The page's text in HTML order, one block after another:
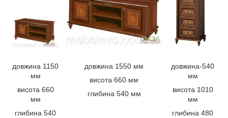
довжина 1150
мм
висота 660
мм
глибина 540
довжина 1550 мм
висота 660 мм
глибина 540 мм
довжина-540
мм
висота 1010
мм
глибина 480